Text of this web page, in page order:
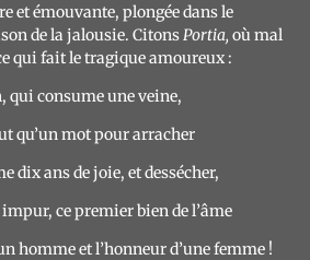
et émouvante, plongée dans le
de la jalousie. Citons Portia, où mal
qui fait le tragique amoureux :
qui consume une veine,
qu’un mot pour arracher
dix ans de joie, et dessécher,
ce premier bien de l’âme
homme et l’honneur d’une femme !